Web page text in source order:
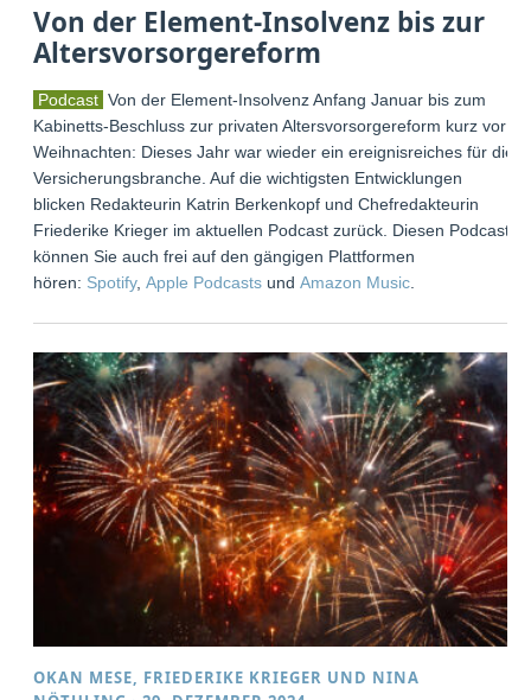
Von der Element-Insolvenz bis zur
Altersvorsorgereform
Podcast Von der Element-Insolvenz Anfang Januar bis zum
Kabinetts-Beschluss zur privaten Altersvorsorgereform kurz vor
Weihnachten: Dieses Jahr war wieder ein ereignisreiches für die
Versicherungsbranche. Auf die wichtigsten Entwicklungen
blicken Redakteurin Katrin Berkenkopf und Chefredakteurin
Friederike Krieger im aktuellen Podcast zurück. Diesen Podcast
können Sie auch frei auf den gängigen Plattformen
hören: Spotify,Apple Podcasts und Amazon Music
OKAN MESE, FRIEDERIKE KRIEGER UND NINA